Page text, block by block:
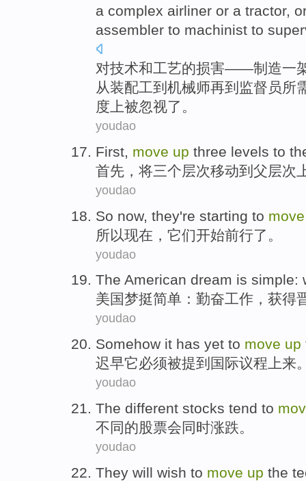
a complex airliner or a tractor,
assembler to machinist to
对技术和工艺的损害——制造一
从装配工到 机械师再到 监督员所
度上被忽视了 。
youdao
First, move up three levels to
首先 ， 将三个层次移动到 父层次
youdao
So now, they're starting to move
所以现在 ， 它们开始前行了 。
youdao
The American dream is simple:
美国梦挺简单 ： 勤奋工作，获得
youdao
Somehow it has yet to move up
迟早它必须被提到 国际议程 上来
youdao
The different stocks tend to
不同的股票会同时涨跌。
youdao
They will wish to move up the